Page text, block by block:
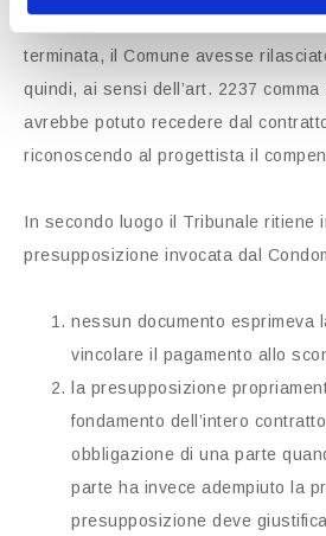
terminata, il Comune avesse
quindi, ai sensi dell’art. 2237
avrebbe potuto recedere dal
riconoscendo al progettista il
In secondo luogo il Tribunale ritiene
presupposizione invocata dal
nessun documento esprimeva
vincolare il pagamento allo
la presupposizione
fondamento dell’intero
obbligazione di una parte
parte ha invece adempiuto la
presupposizione deve